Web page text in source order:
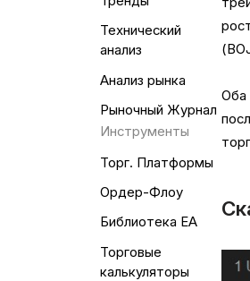
Технический
анализ
Анализ рынка
Рыночный Журнал
Инструменты
Торг. Платформы
Ордер-Флоу
Библиотека EA
Торговые
калькуляторы
Оба